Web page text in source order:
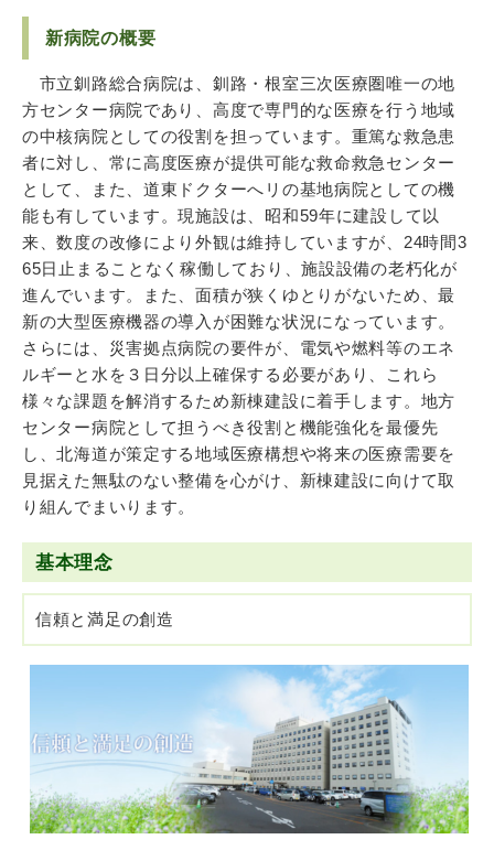
新病院の概要
市立釧路総合病院は、釧路・根室三次医療圏唯一の地
方センター病院であり、高度で専門的な医療を行う地域
の中核病院としての役割を担っています。重篤な救急患
者に対し、常に高度医療が提供可能な救命救急センター
として、また、道東ドクターへリの基地病院としての機
能も有しています。現施設は、昭和59年に建設して以
来、数度の改修により外観は維持していますが、24時間3
65日止まることなく稼働しており、施設設備の老朽化が
進んでいます。また、面積が狭くゆとりがないため、最
新の大型医療機器の導入が困難な状況になっています。
さらには、災害拠点病院の要件が、電気や燃料等のエネ
ルギーと水を３日分以上確保する必要があり、これら
様々な課題を解消するため新棟建設に着手します。地方
センター病院として担うべき役割と機能強化を最優先
し、北海道が策定する地域医療構想や将来の医療需要を
見据えた無駄のない整備を心がけ、新棟建設に向けて取
り組んでまいります。
基本理念
信頼と満足の創造